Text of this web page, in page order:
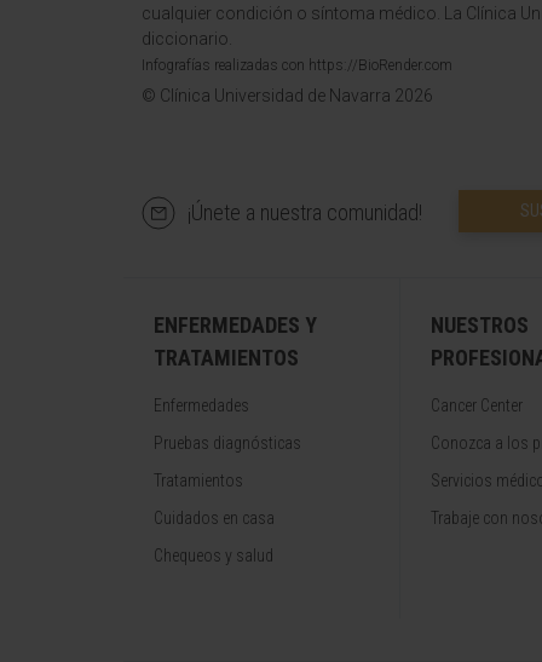
cualquier condición o síntoma médico. La Clínica
diccionario.
Infografías realizadas con https://BioRender.com
© Clínica Universidad de Navarra 2026
¡Únete a nuestra comunidad!
ENFERMEDADES Y
TRATAMIENTOS
Enfermedades
Pruebas diagnósticas
Tratamientos
Cuidados en casa
Chequeos y salud
NUESTROS
Cancer Center
Conozca a los
Servicios
Trabaje con